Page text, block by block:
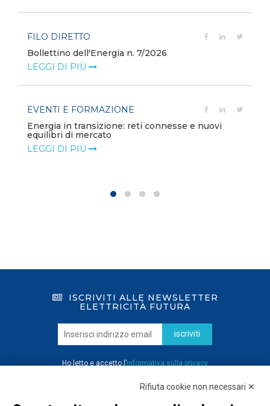
FILO DIRETTO
Bollettino dell'Energia n. 7/2026
LEGGI DI PIÙ
EVENTI E FORMAZIONE
Energia in transizione: reti connesse e nuovi
equilibri di mercato
LEGGI DI PIÙ
ISCRIVITI ALLE NEWSLETTER
ELETTRICITÀ FUTURA
iscriviti
Ho letto e accetto l’informativa sulla privacy
Rifiuta cookie non necessari ✕